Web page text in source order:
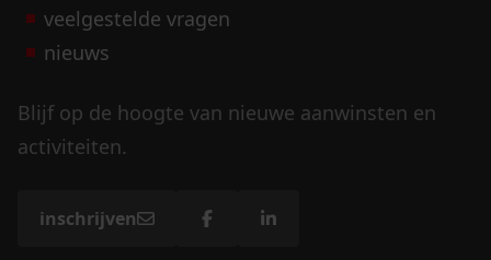
veelgestelde vragen
nieuws
Blijf op de hoogte van nieuwe aanwinsten en
activiteiten.
inschrijven